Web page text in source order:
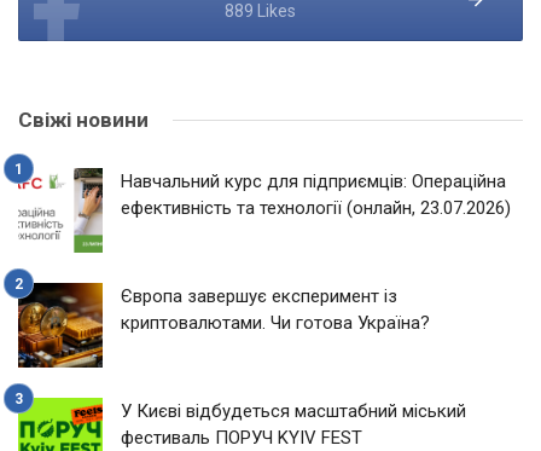
889 Likes
Свіжі новини
Навчальний курс для підприємців: Операційна
ефективність та технології (онлайн, 23.07.2026)
Європа завершує експеримент із
криптовалютами. Чи готова Україна?
У Києві відбудеться масштабний міський
фестиваль ПОРУЧ KYIV FEST